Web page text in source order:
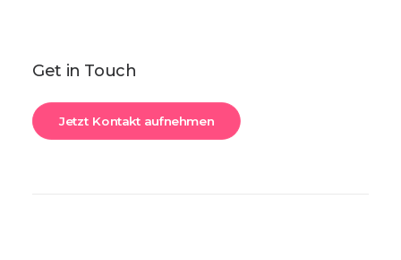
Get in Touch
Jetzt Kontakt aufnehmen